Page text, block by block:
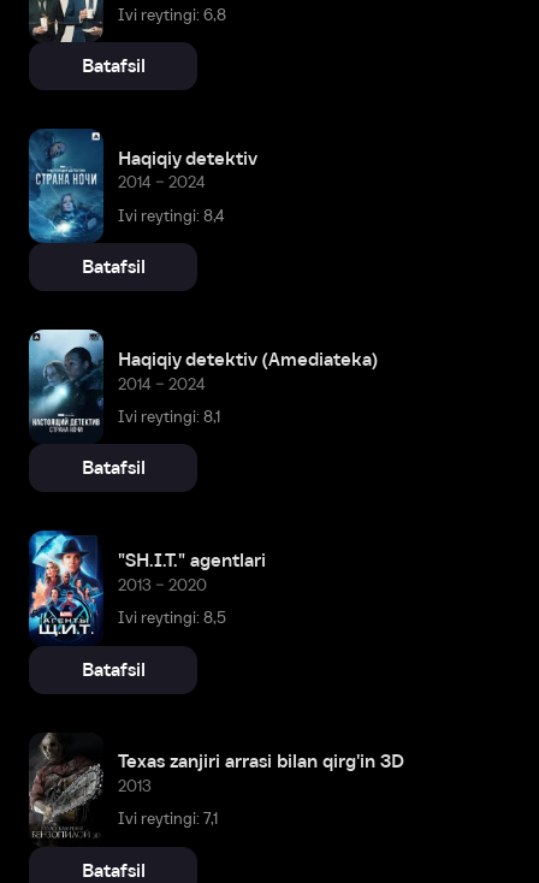
Ivi reytingi: 6,8
Batafsil
Haqiqiy detektiv
2014 – 2024
Ivi reytingi: 8,4
Batafsil
Haqiqiy detektiv (Amediateka)
2014 – 2024
Ivi reytingi: 8,1
Batafsil
"SH.I.T." agentlari
2013 – 2020
Ivi reytingi: 8,5
Batafsil
Texas zanjiri arrasi bilan qirg'in 3D
2013
Ivi reytingi: 7,1
Batafsil